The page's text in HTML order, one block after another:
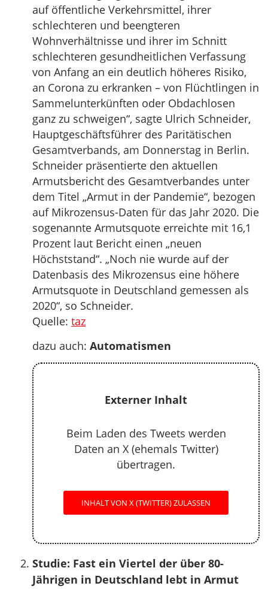
auf öffentliche Verkehrsmittel, ihrer
schlechteren und beengteren
Wohnverhältnisse und ihrer im Schnitt
schlechteren gesundheitlichen Verfassung
von Anfang an ein deutlich höheres Risiko,
an Corona zu erkranken – von Flüchtlingen in
Sammelunterkünften oder Obdachlosen
ganz zu schweigen“, sagte Ulrich Schneider,
Hauptgeschäftsführer des Paritätischen
Gesamtverbands, am Donnerstag in Berlin.
Schneider präsentierte den aktuellen
Armutsbericht des Gesamtverbandes unter
dem Titel „Armut in der Pandemie“, bezogen
auf Mikrozensus-Daten für das Jahr 2020. Die
sogenannte Armutsquote erreichte mit 16,1
Prozent laut Bericht einen „neuen
Höchststand“. „Noch nie wurde auf der
Datenbasis des Mikrozensus eine höhere
Armutsquote in Deutschland gemessen als
2020“, so Schneider.
Quelle: taz
dazu auch: Automatismen
Externer Inhalt
Beim Laden des Tweets werden
Daten an X (ehemals Twitter)
übertragen.
INHALT VON X (TWITTER) ZULASSEN
Studie: Fast ein Viertel der über 80-
Jährigen in Deutschland lebt in Armut